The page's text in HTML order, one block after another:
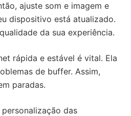
ajuste som e imagem e
dispositivo está atualizado.
da sua experiência.
rápida e estável é vital. Ela
de buffer. Assim,
paradas.
das